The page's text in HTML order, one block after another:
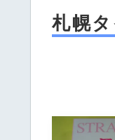
札幌